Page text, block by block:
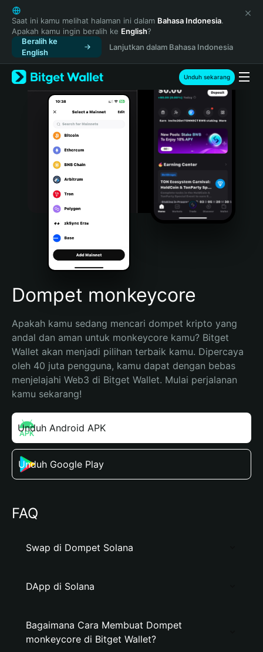
English
日本語
Tiếng Việt
Русский
Español (Latinoamérica)
Türkçe
Italiano
Português (Portugal)
Bahasa Indonesia
Português (Brasil)
Español (Argentina)
Saat ini kamu melihat halaman ini dalam Bahasa Indonesia.
Apakah kamu ingin beralih ke English?
Beralih ke
English
Lanjutkan dalam Bahasa Indonesia
Unduh sekarang
Dompet monkeycore
Apakah kamu sedang mencari dompet kripto yang
andal dan aman untuk monkeycore kamu? Bitget
Wallet akan menjadi pilihan terbaik kamu. Dipercaya
oleh 40 juta pengguna, kamu dapat dengan bebas
menjelajahi Web3 di Bitget Wallet. Mulai perjalanan
kamu sekarang!
Unduh Android APK
Unduh Google Play
FAQ
Swap di Dompet Solana
DApp di Solana
Bagaimana Cara Membuat Dompet
monkeycore di Bitget Wallet?